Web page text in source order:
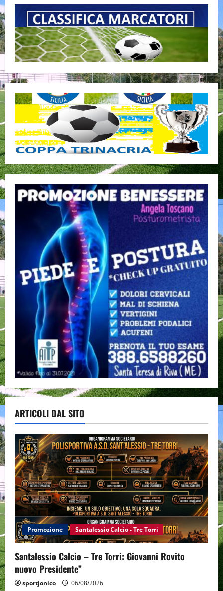
ARTICOLI DAL SITO
Promozione Santalessio Calcio - Tre Torri
Santalessio Calcio – Tre Torri: Giovanni Rovito
nuovo Presidente”
sportjonico 06/08/2026